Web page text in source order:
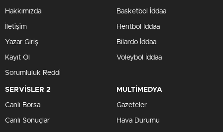
Hakkımızda
İletişim
Yazar Giriş
Kayıt Ol
Sorumluluk Reddi
Basketbol İddaa
Hentbol İddaa
Bilardo İddaa
Voleybol İddaa
SERVİSLER 2
Canlı Borsa
Canlı Sonuçlar
MULTİMEDYA
Gazeteler
Hava Durumu